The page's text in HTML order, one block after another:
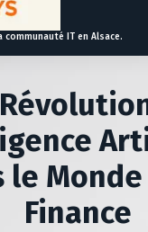
communauté IT en Alsace.
le
Finance